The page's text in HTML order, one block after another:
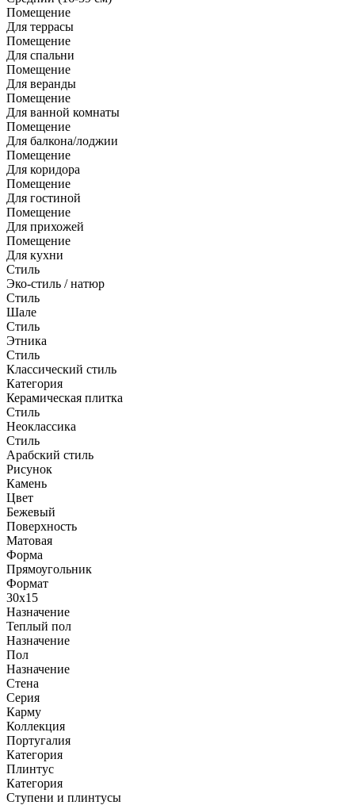
Помещение
Для террасы
Помещение
Для спальни
Помещение
Для веранды
Помещение
Для ванной комнаты
Помещение
Для балкона/лоджии
Помещение
Для коридора
Помещение
Для гостиной
Помещение
Для прихожей
Помещение
Для кухни
Стиль
Эко-стиль / натюр
Стиль
Шале
Стиль
Этника
Стиль
Классический стиль
Категория
Керамическая плитка
Стиль
Неоклассика
Стиль
Арабский стиль
Рисунок
Камень
Цвет
Бежевый
Поверхность
Матовая
Форма
Прямоугольник
Формат
30x15
Назначение
Теплый пол
Назначение
Пол
Назначение
Стена
Серия
Карму
Коллекция
Португалия
Категория
Плинтус
Категория
Ступени и плинтусы